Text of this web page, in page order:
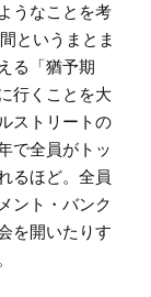
うなことを考
というまとま
る「猶予期
行くことを大
ストリートの
で全員がトッ
るほど。全員
ント・バンク
を開いたりす